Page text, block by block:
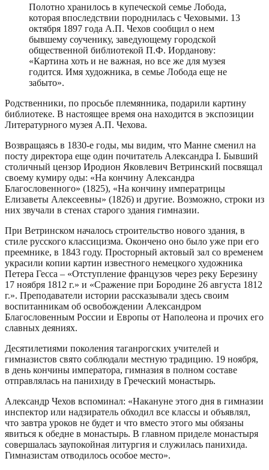
Полотно хранилось в купеческой семье Лобода,
которая впоследствии породнилась с Чеховыми. 13
октября 1897 года А.П. Чехов сообщил о нем
бывшему соученику, заведующему городской
общественной библиотекой П.Ф. Иорданову:
«Картина хоть и не важная, но все же для музея
годится. Имя художника, в семье Лобода еще не
забыто».
Родственники, по просьбе племянника, подарили картину
библиотеке. В настоящее время она находится в экспозиции
Литературного музея А.П. Чехова.
Возвращаясь в 1830-е годы, мы видим, что Манне сменил на
посту директора еще один почитатель Александра I. Бывший
столичный цензор Иродион Яковлевич Ветринский посвящал
своему кумиру оды: «На кончину Александра
Благословенного» (1825), «На кончину императрицы
Елизаветы Алексеевны» (1826) и другие. Возможно, строки из
них звучали в стенах старого здания гимназии.
При Ветринском началось строительство нового здания, в
стиле русского классицизма. Окончено оно было уже при его
преемнике, в 1843 году. Просторный актовый зал со временем
украсили копии картин известного немецкого художника
Петера Гесса – «Отступление французов через реку Березину
17 ноября 1812 г.» и «Сражение при Бородине 26 августа 1812
г.». Преподаватели истории рассказывали здесь своим
воспитанникам об освобождении Александром
Благословенным России и Европы от Наполеона и прочих его
славных деяниях.
Десятилетиями поколения таганрогских учителей и
гимназистов свято соблюдали местную традицию. 19 ноября,
в день кончины императора, гимназия в полном составе
отправлялась на панихиду в Греческий монастырь.
Александр Чехов вспоминал: «Накануне этого дня в гимназии
инспектор или надзиратель обходил все классы и объявлял,
что завтра уроков не будет и что вместо этого мы обязаны
явиться к обедне в монастырь. В главном приделе монастыря
совершалась заупокойная литургия и служилась панихида.
Гимназистам отводилось особое место».